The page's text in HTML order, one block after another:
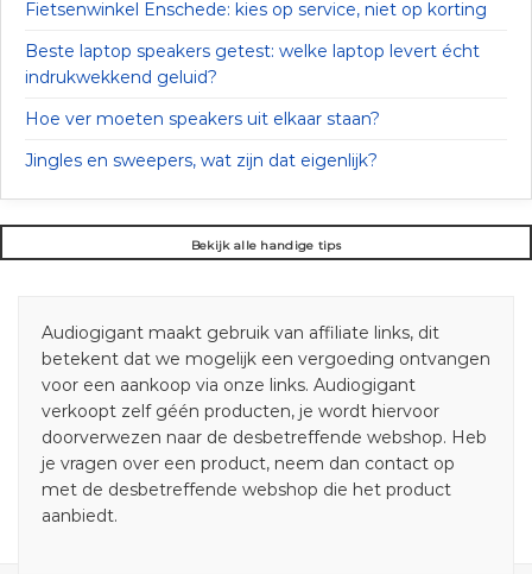
Fietsenwinkel Enschede: kies op service, niet op korting
Beste laptop speakers getest: welke laptop levert écht
indrukwekkend geluid?
Hoe ver moeten speakers uit elkaar staan?
Jingles en sweepers, wat zijn dat eigenlijk?
Bekijk alle handige tips
Audiogigant maakt gebruik van affiliate links, dit
betekent dat we mogelijk een vergoeding ontvangen
voor een aankoop via onze links. Audiogigant
verkoopt zelf géén producten, je wordt hiervoor
doorverwezen naar de desbetreffende webshop. Heb
je vragen over een product, neem dan contact op
met de desbetreffende webshop die het product
aanbiedt.